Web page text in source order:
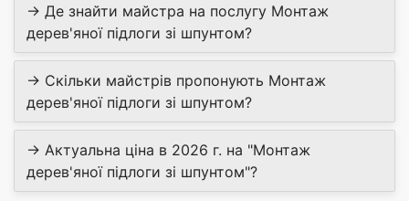
→ Де знайти майстра на послугу Монтаж
дерев'яної підлоги зі шпунтом?
→ Скільки майстрів пропонують Монтаж
дерев'яної підлоги зі шпунтом?
→ Актуальна ціна в 2026 г. на "Монтаж
дерев'яної підлоги зі шпунтом"?